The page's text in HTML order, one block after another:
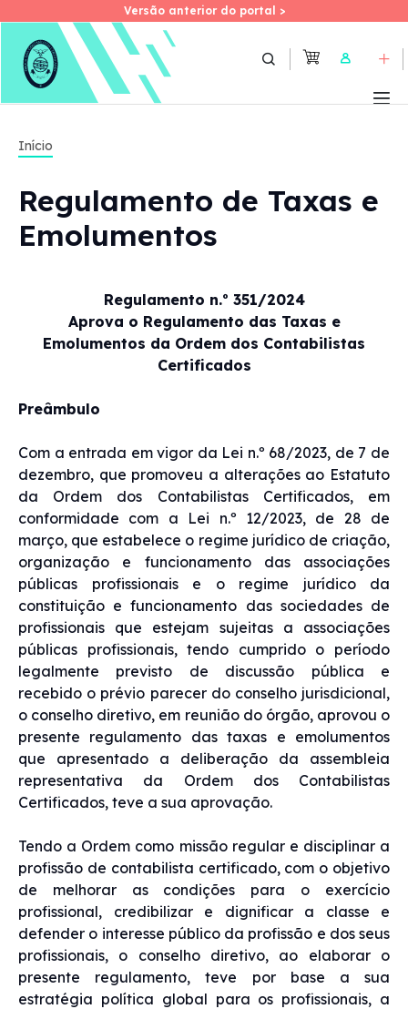
Skip
Versão anterior do portal >
Versão anterior do portal >
User
Início
Regulamento de Taxas e
Emolumentos
Regulamento n.º 351/2024
Aprova o Regulamento das Taxas e
Emolumentos da Ordem dos Contabilistas
Certificados
Preâmbulo
Com a entrada em vigor da Lei n.º 68/2023, de 7 de
dezembro, que promoveu a alterações ao Estatuto
da Ordem dos Contabilistas Certificados, em
conformidade com a Lei n.º 12/2023, de 28 de
março, que estabelece o regime jurídico de criação,
organização e funcionamento das associações
públicas profissionais e o regime jurídico da
constituição e funcionamento das sociedades de
profissionais que estejam sujeitas a associações
públicas profissionais, tendo cumprido o período
legalmente previsto de discussão pública e
recebido o prévio parecer do conselho jurisdicional,
o conselho diretivo, em reunião do órgão, aprovou o
presente regulamento das taxas e emolumentos
que apresentado a deliberação da assembleia
representativa da Ordem dos Contabilistas
Certificados, teve a sua aprovação.
Tendo a Ordem como missão regular e disciplinar a
profissão de contabilista certificado, com o objetivo
de melhorar as condições para o exercício
profissional, credibilizar e dignificar a classe e
defender o interesse público da profissão e dos seus
profissionais, o conselho diretivo, ao elaborar o
presente regulamento, teve por base a sua
estratégia política global para os profissionais, a